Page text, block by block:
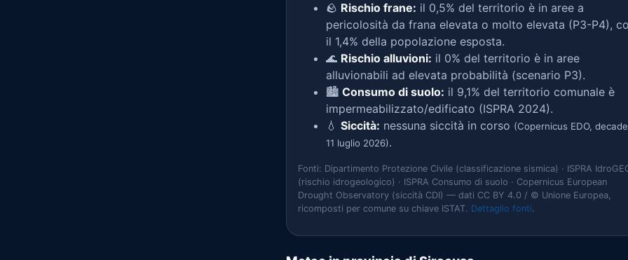
🪨 Rischio frane: il 0,5% del territorio è in aree a
pericolosità da frana elevata o molto elevata (P3-P4),
il 1,4% della popolazione esposta.
🌊 Rischio alluvioni: il 0% del territorio è in aree
alluvionabili ad elevata probabilità (scenario P3).
🏙️ Consumo di suolo: il 9,1% del territorio comunale è
impermeabilizzato/edificato (ISPRA 2024).
💧 Siccità: nessuna siccità in corso (Copernicus EDO,
11 luglio 2026).
Fonti: Dipartimento Protezione Civile (classificazione sismica) · ISPRA
(rischio idrogeologico) · ISPRA Consumo di suolo · Copernicus European
Drought Observatory (siccità CDI) — dati CC BY 4.0 / © Unione Europea,
ricomposti per comune su chiave ISTAT. Dettaglio fonti.